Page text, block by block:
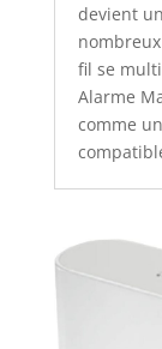
devient
fil se
Alarme
comme